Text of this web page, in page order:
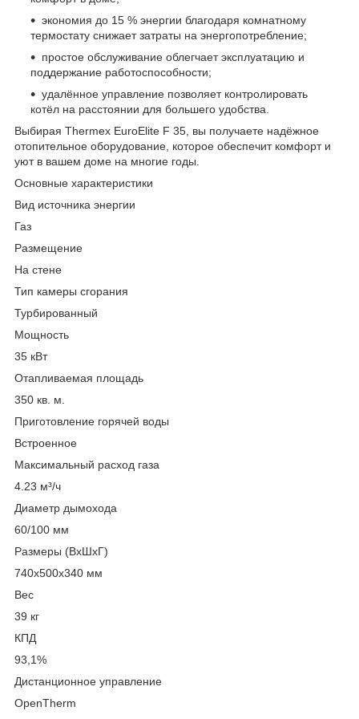
экономия до 15 % энергии благодаря комнатному
термостату снижает затраты на энергопотребление;
простое обслуживание облегчает эксплуатацию и
поддержание работоспособности;
удалённое управление позволяет контролировать
котёл на расстоянии для большего удобства.
Выбирая Thermex EuroElite F 35, вы получаете надёжное
отопительное оборудование, которое обеспечит комфорт и
уют в вашем доме на многие годы.
Основные характеристики
Вид источника энергии
Газ
Размещение
На стене
Тип камеры сгорания
Турбированный
Мощность
35 кВт
Отапливаемая площадь
350 кв. м.
Приготовление горячей воды
Встроенное
Максимальный расход газа
4.23 м³/ч
Диаметр дымохода
60/100 мм
Размеры (ВхШхГ)
740х500х340 мм
Вес
39 кг
КПД
93,1%
Дистанционное управление
OpenTherm